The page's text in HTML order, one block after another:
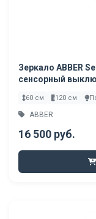
Зеркало ABBER
сенсорный
60 см 120 см
ABBER
16 500 руб.